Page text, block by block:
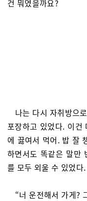
건 뭐였을까요?
나는 다시 자취방으
포장하고 있었다. 이건
에 끓여서 먹어. 밥 잘
하면서도 똑같은 말만
를 모두 외울 수 있었다.
“너 운전해서 가게?